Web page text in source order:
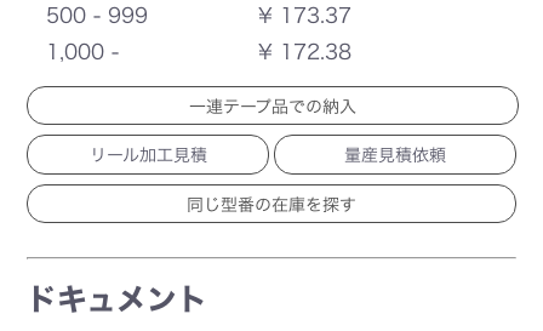
500 - 999
¥ 173.37
1,000 -
¥ 172.38
一連テープ品での納入
リール加工見積 量産見積依頼
ドキュメント